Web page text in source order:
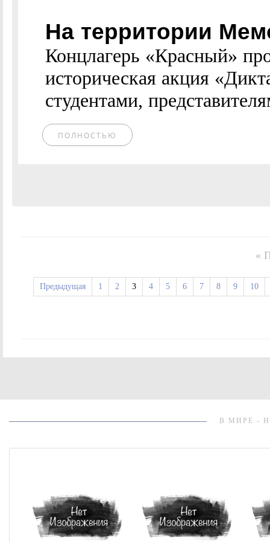
На территории
Концлагерь «Красный»
историческая акция
студентами,
ПОЛНОСТЬЮ
«
Предыдущая 1 2 3 4 5 6 7 8 9 10
В МИРЕ -